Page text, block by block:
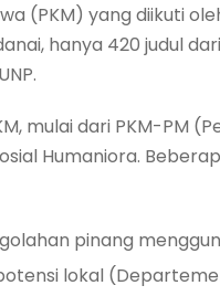
(PKM) yang diikuti
hanya 420 judul
mulai dari PKM-PM
Humaniora.
pinang
lokal